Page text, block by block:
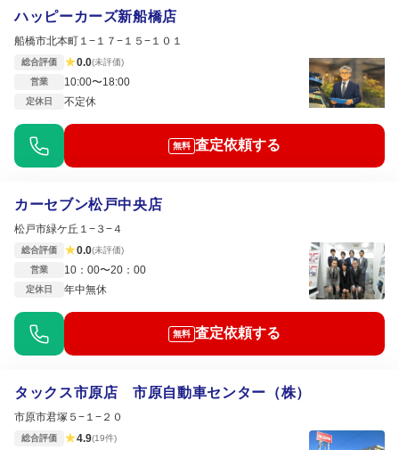
ハッピーカーズ新船橋店
船橋市北本町１−１７−１５−１０１
総合評価 ★0.0(未評価)
営業
10:00〜18:00
定休日 不定休
無料 査定依頼する
カーセブン松戸中央店
松戸市緑ケ丘１−３−４
総合評価 ★0.0(未評価)
営業
10：00〜20：00
定休日 年中無休
無料 査定依頼する
タックス市原店 市原自動車センター（株）
市原市君塚５−１−２０
総合評価 ★4.9(19件)